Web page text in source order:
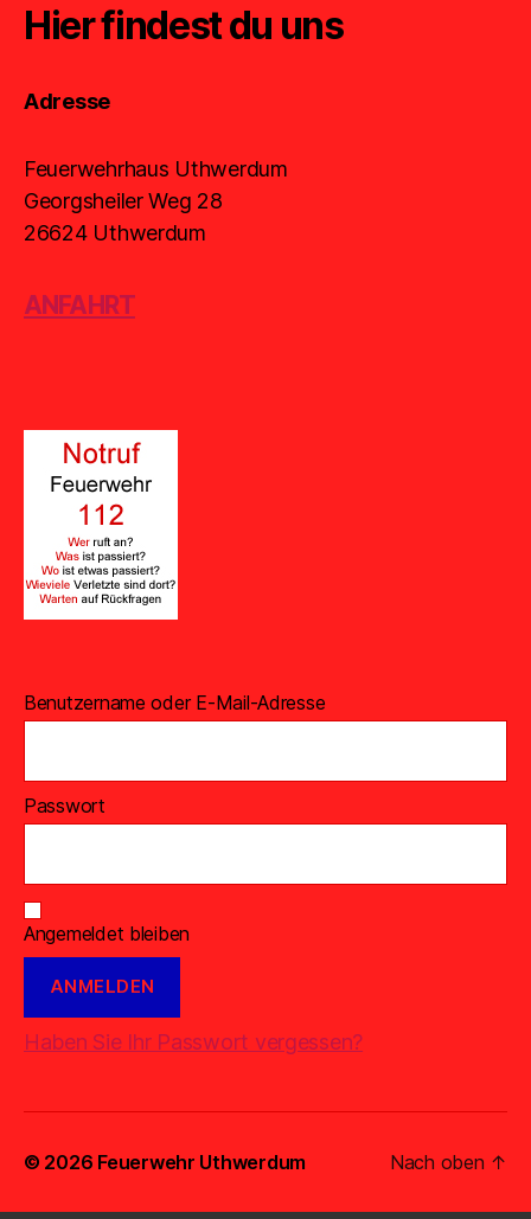
Hier findest du uns
Adresse
Feuerwehrhaus Uthwerdum
Georgsheiler Weg 28
26624 Uthwerdum
ANFAHRT
Benutzername oder E-Mail-Adresse
Passwort
Angemeldet bleiben
Haben Sie Ihr Passwort vergessen?
© 2026 Feuerwehr Uthwerdum Nach oben ↑